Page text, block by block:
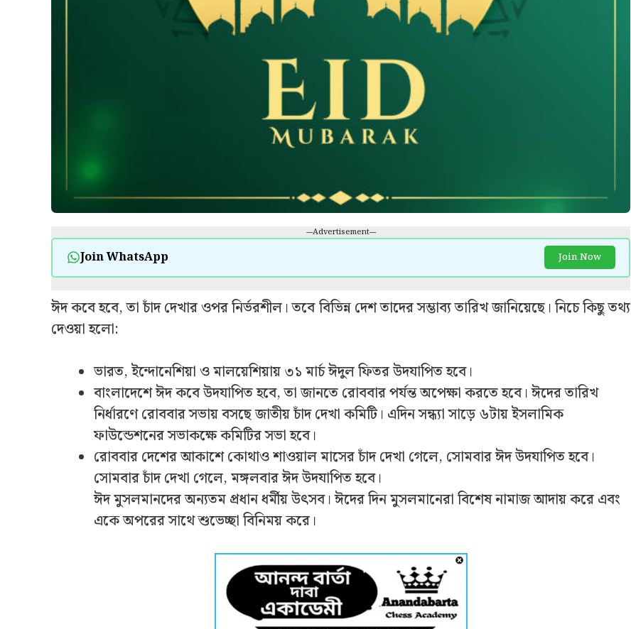
---Advertisement---
Join WhatsApp Join Now
ঈদ কবে হবে, তা চাঁদ দেখার ওপর নির্ভরশীল। তবে বিভিন্ন দেশ তাদের সম্ভাব্য তারিখ জানিয়েছে। নিচে কিছু তথ্য
দেওয়া হলো:
ভারত, ইন্দোনেশিয়া ও মালয়েশিয়ায় ৩১ মার্চ ঈদুল ফিতর উদযাপিত হবে।
বাংলাদেশে ঈদ কবে উদযাপিত হবে, তা জানতে রোববার পর্যন্ত অপেক্ষা করতে হবে। ঈদের তারিখ
নির্ধারণে রোববার সভায় বসছে জাতীয় চাঁদ দেখা কমিটি। এদিন সন্ধ্যা সাড়ে ৬টায় ইসলামিক
ফাউন্ডেশনের সভাকক্ষে কমিটির সভা হবে।
রোববার দেশের আকাশে কোথাও শাওয়াল মাসের চাঁদ দেখা গেলে, সোমবার ঈদ উদযাপিত হবে।
সোমবার চাঁদ দেখা গেলে, মঙ্গলবার ঈদ উদযাপিত হবে।
ঈদ মুসলমানদের অন্যতম প্রধান ধর্মীয় উৎসব। ঈদের দিন মুসলমানেরা বিশেষ নামাজ আদায় করে এবং
একে অপরের সাথে শুভেচ্ছা বিনিময় করে।